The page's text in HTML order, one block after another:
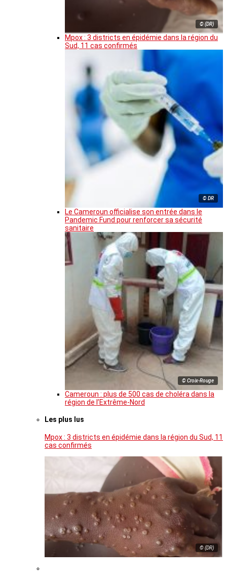
© (DR)
Mpox : 3 districts en épidémie dans la région du
Sud, 11 cas confirmés
© DR
Le Cameroun officialise son entrée dans le
Pandemic Fund pour renforcer sa sécurité
sanitaire
© Croix-Rouge
Cameroun : plus de 500 cas de choléra dans la
région de l’Extrême-Nord
Les plus lus
Mpox : 3 districts en épidémie dans la région du Sud, 11
cas confirmés
© (DR)